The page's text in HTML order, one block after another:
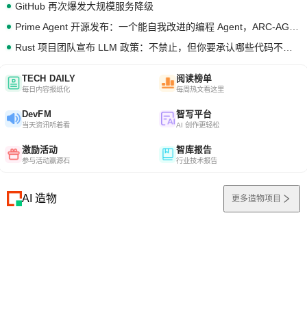
GitHub 再次爆发大规模服务降级
TECH DAILY
每日内容报纸化
阅读榜单
每周热文看这里
DevFM
当天资讯听着看
智写平台
AI 创作更轻松
激励活动
参与活动赢源石
智库报告
行业技术报告
AI 造物 更多造物项目